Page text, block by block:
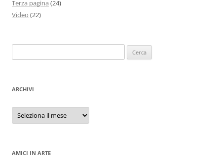
Terza pagina (24)
Video (22)
per:
ARCHIVI
Archivi
AMICI IN ARTE